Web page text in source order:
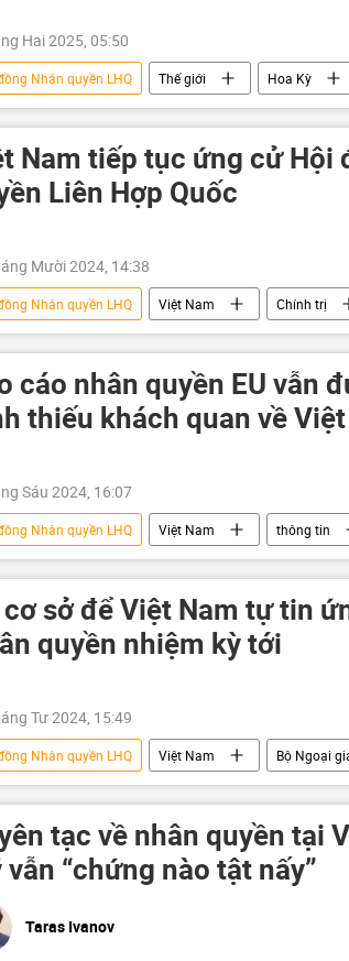
Hai 2025, 05:50
Nhân quyền LHQ Thế giới Hoa Kỳ
Donald Trump
Nam tiếp tục ứng cử Hội
Liên Hợp Quốc
Mười 2024, 14:38
Nhân quyền LHQ Việt Nam Chính trị
cáo nhân quyền EU vẫn
thiếu khách quan về
Sáu 2024, 16:07
Nhân quyền LHQ Việt Nam thông tin
nhân quyền Liên Hiệp Quốc
cơ sở để Việt Nam tự tin
quyền nhiệm kỳ tới
Tư 2024, 15:49
Nhân quyền LHQ Việt Nam Bộ Ngoại
Thế giới Chính trị
tạc về nhân quyền tại
vẫn “chứng nào tật nấy”
Taras Ivanov